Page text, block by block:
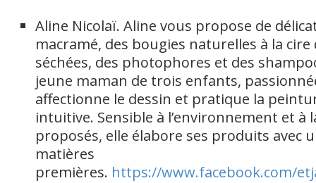
Aline Nicolaï. Aline vous propose de
macramé, des bougies naturelles à la
séchées, des photophores et des
jeune maman de trois enfants,
affectionne le dessin et pratique la
intuitive. Sensible à l’environnement et à
proposés, elle élabore ses produits avec
matières
premières. https://www.facebook.com/